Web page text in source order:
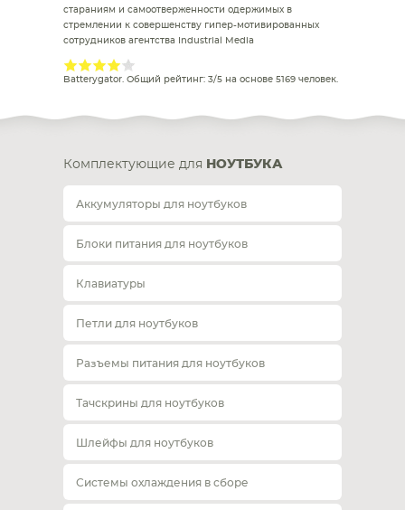
стараниям и самоотверженности одержимых в
стремлении к совершенству гипер-мотивированных
сотрудников агентства Industrial Media
Batterygator. Общий рейтинг: 3/5 на основе 5169 человек.
Комплектующие для НОУТБУКА
Аккумуляторы для ноутбуков
Блоки питания для ноутбуков
Клавиатуры
Петли для ноутбуков
Разъемы питания для ноутбуков
Тачскрины для ноутбуков
Шлейфы для ноутбуков
Системы охлаждения в сборе